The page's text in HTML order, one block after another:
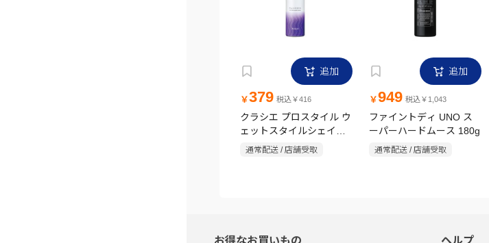
追加
￥379 税込￥416
クラシエ プロスタイル ウ
ェットスタイルシェイク
ムース 150g
通常配送 / 店舗受取
追加
￥949 税込￥1,043
ファイントディ UNO ス
ーパーハードムース 180g
通常配送 / 店舗受取
お得なお買いもの ヘルプ